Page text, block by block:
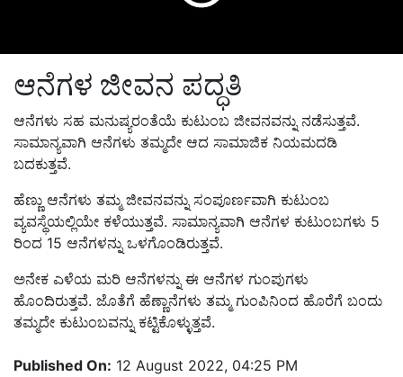
ಆನೆಗಳ ಜೀವನ ಪದ್ಧತಿ
ಆನೆಗಳು ಸಹ ಮನುಷ್ಯರಂತೆಯೆ ಕುಟುಂಬ ಜೀವನವನ್ನು ನಡೆಸುತ್ತವೆ.
ಸಾಮಾನ್ಯವಾಗಿ ಆನೆಗಳು ತಮ್ಮದೇ ಆದ ಸಾಮಾಜಿಕ ನಿಯಮದಡಿ
ಬದಕುತ್ತವೆ.
ಹೆಣ್ಣು ಆನೆಗಳು ತಮ್ಮ ಜೀವನವನ್ನು ಸಂಪೂರ್ಣವಾಗಿ ಕುಟುಂಬ
ವ್ಯವಸ್ಥೆಯಲ್ಲಿಯೇ ಕಳೆಯುತ್ತವೆ. ಸಾಮಾನ್ಯವಾಗಿ ಆನೆಗಳ ಕುಟುಂಬಗಳು 5
ರಿಂದ 15 ಆನೆಗಳನ್ನು ಒಳಗೊಂಡಿರುತ್ತವೆ.
ಅನೇಕ ಎಳೆಯ ಮರಿ ಆನೆಗಳನ್ನು ಈ ಆನೆಗಳ ಗುಂಪುಗಳು
ಹೊಂದಿರುತ್ತವೆ. ಜೊತೆಗೆ ಹೆಣ್ಣಾನೆಗಳು ತಮ್ಮ ಗುಂಪಿನಿಂದ ಹೊರೆಗೆ ಬಂದು
ತಮ್ಮದೇ ಕುಟುಂಬವನ್ನು ಕಟ್ಟಿಕೊಳ್ಳುತ್ತವೆ.
Published On: 12 August 2022, 04:25 PM